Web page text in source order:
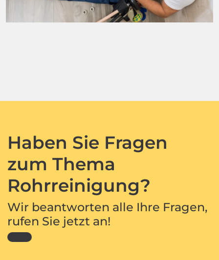
Haben Sie Fragen
zum Thema
Rohrreinigung?
Wir beantworten alle Ihre Fragen,
rufen Sie jetzt an!